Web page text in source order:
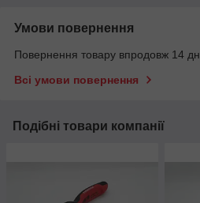
Умови повернення
Повернення товару впродовж 14
Всі умови повернення
Подібні товари компанії